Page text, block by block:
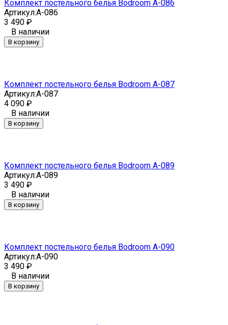
Комплект постельного белья Bodroom A-086
Артикул:A-086
3 490 ₽
В наличии
В корзину
Комплект постельного белья Bodroom A-087
Артикул:A-087
4 090 ₽
В наличии
В корзину
Комплект постельного белья Bodroom A-089
Артикул:A-089
3 490 ₽
В наличии
В корзину
Комплект постельного белья Bodroom A-090
Артикул:A-090
3 490 ₽
В наличии
В корзину